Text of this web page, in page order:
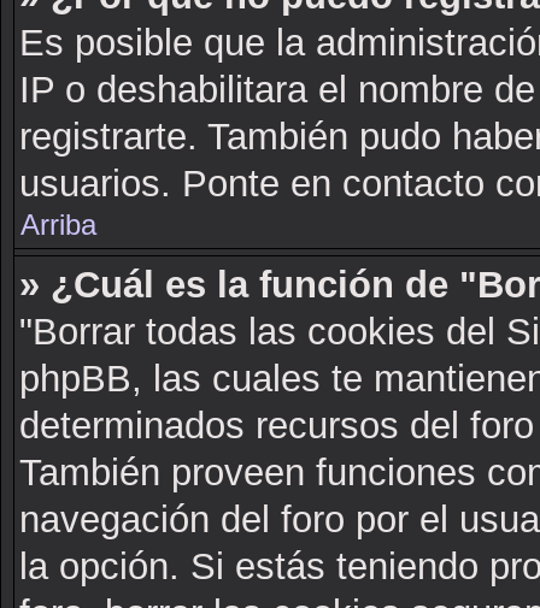
Es posible que la
IP o deshabilitara el nombre
registrarte. También pudo
usuarios. Ponte en contacto
Arriba
» ¿Cuál es la función de
"Borrar todas las cookies del
phpBB, las cuales te
determinados recursos del
También proveen funciones
navegación del foro por el
la opción. Si estás teniendo